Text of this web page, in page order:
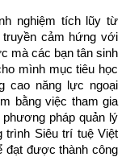
nghiệm tích lũy từ
truyền cảm hứng với
mà các bạn tân sinh
mình mục tiêu học
cao năng lực ngoại
bằng việc tham gia
pháp quản lý
trình Siêu trí tuệ Việt
đạt được thành công